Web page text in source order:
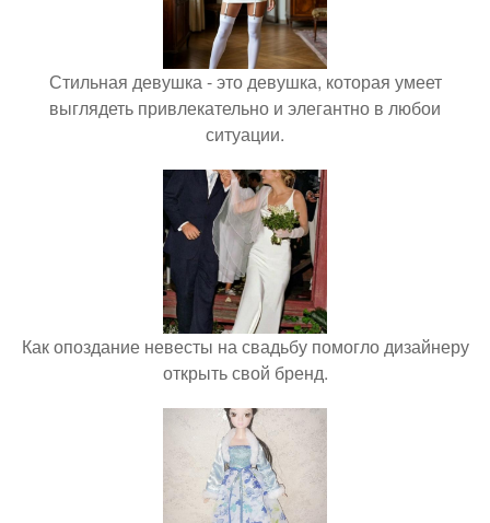
Стильная девушка - это девушка, которая умеет
выглядеть привлекательно и элегантно в любои
ситуации.
Как опоздание невесты на свадьбу помогло дизайнеру
открыть свой бренд.